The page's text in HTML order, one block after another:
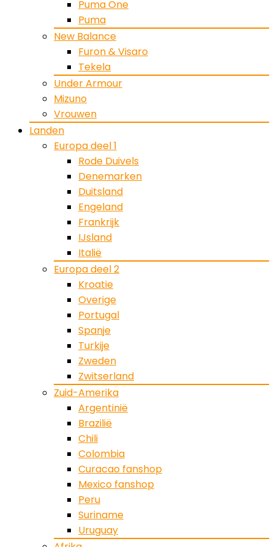
Puma One
Puma
New Balance
Furon & Visaro
Tekela
Under Armour
Mizuno
Vrouwen
Landen
Europa deel 1
Rode Duivels
Denemarken
Duitsland
Engeland
Frankrijk
IJsland
Italië
Europa deel 2
Kroatie
Overige
Portugal
Spanje
Turkije
Zweden
Zwitserland
Zuid-Amerika
Argentinië
Brazilië
Chili
Colombia
Curacao fanshop
Mexico fanshop
Peru
Suriname
Uruguay